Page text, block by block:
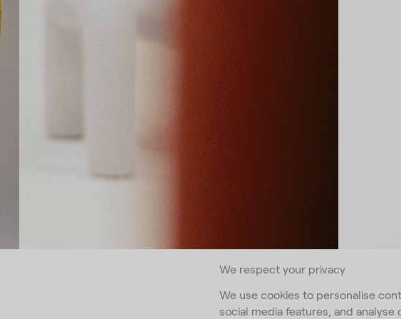
We respect your privacy
We use cookies to personalise
social media features, and analyse
Varier è
Norvegia.
che bilanciando
muoverti anche
Iscriviti alla nostra
Email Address *